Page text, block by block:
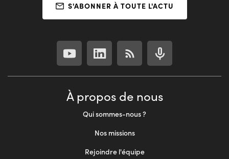
S'ABONNER À TOUTE L'ACTU
À propos de nous
Qui sommes-nous ?
Nos missions
Rejoindre l'équipe